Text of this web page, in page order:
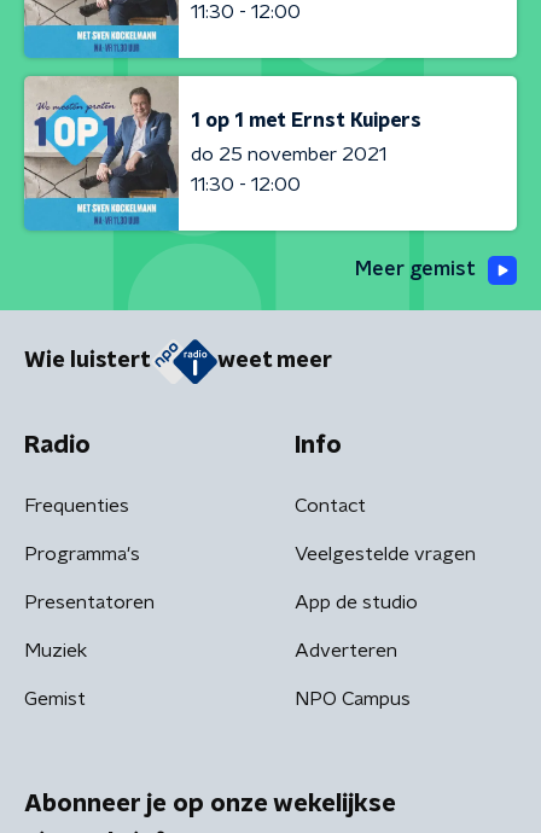
11:30 - 12:00
1 op 1 met Ernst Kuipers
do 25 november 2021
11:30 - 12:00
Meer gemist
Wie luistert weet meer
Radio
Frequenties
Programma's
Presentatoren
Muziek
Gemist
Info
Contact
Veelgestelde vragen
App de studio
Adverteren
NPO Campus
Abonneer je op onze wekelijkse